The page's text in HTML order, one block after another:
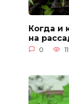
Когда и
на
0